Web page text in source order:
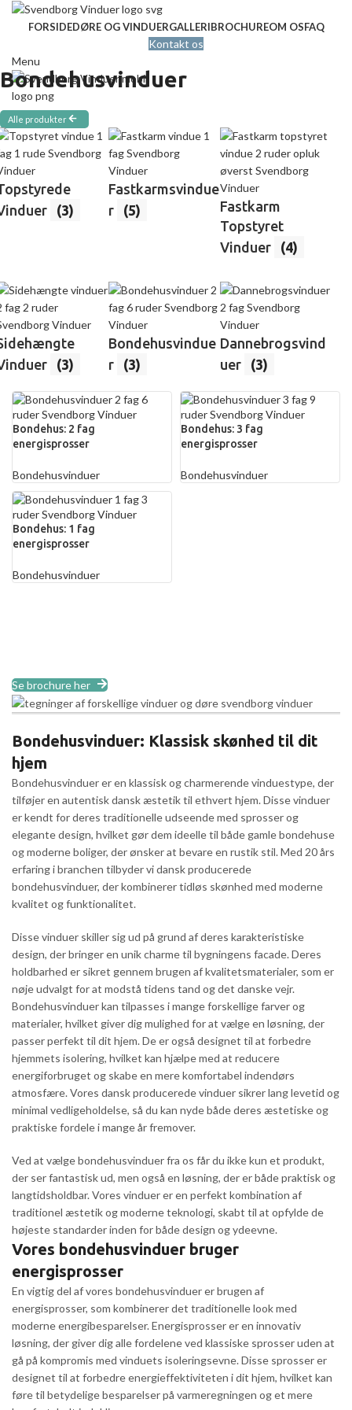
FORSIDEDØRE OG VINDUERGALLERIBROCHUREOM OSFAQ
Kontakt os
Menu
Bondehusvinduer
Alle produkter
(3)
Fastkarmsvindue
r
(5)
Fastkarm
Topstyret
Vinduer
(4)
(3)
Bondehusvindue
r
(3)
Dannebrogsvind
uer
(3)
Bondehus: 2 fag
energisprosser
Bondehusvinduer
Bondehus: 3 fag
energisprosser
Bondehusvinduer
Bondehus: 1 fag
energisprosser
Bondehusvinduer
Se brochure her
Bondehusvinduer: Klassisk skønhed til dit
hjem
Bondehusvinduer er en klassisk og charmerende vinduestype, der
tilføjer en autentisk dansk æstetik til ethvert hjem. Disse vinduer
er kendt for deres traditionelle udseende med sprosser og
elegante design, hvilket gør dem ideelle til både gamle bondehuse
og moderne boliger, der ønsker at bevare en rustik stil. Med 20 års
erfaring i branchen tilbyder vi dansk producerede
bondehusvinduer, der kombinerer tidløs skønhed med moderne
kvalitet og funktionalitet.
Disse vinduer skiller sig ud på grund af deres karakteristiske
design, der bringer en unik charme til bygningens facade. Deres
holdbarhed er sikret gennem brugen af kvalitetsmaterialer, som er
nøje udvalgt for at modstå tidens tand og det danske vejr.
Bondehusvinduer kan tilpasses i mange forskellige farver og
materialer, hvilket giver dig mulighed for at vælge en løsning, der
passer perfekt til dit hjem. De er også designet til at forbedre
hjemmets isolering, hvilket kan hjælpe med at reducere
energiforbruget og skabe en mere komfortabel indendørs
atmosfære. Vores dansk producerede vinduer sikrer lang levetid og
minimal vedligeholdelse, så du kan nyde både deres æstetiske og
praktiske fordele i mange år fremover.
Ved at vælge bondehusvinduer fra os får du ikke kun et produkt,
der ser fantastisk ud, men også en løsning, der er både praktisk og
langtidsholdbar. Vores vinduer er en perfekt kombination af
traditionel æstetik og moderne teknologi, skabt til at opfylde de
højeste standarder inden for både design og ydeevne.
Vores bondehusvinduer bruger
energisprosser
En vigtig del af vores bondehusvinduer er brugen af
energisprosser, som kombinerer det traditionelle look med
moderne energibesparelser. Energisprosser er en innovativ
løsning, der giver dig alle fordelene ved klassiske sprosser uden at
gå på kompromis med vinduets isoleringsevne. Disse sprosser er
designet til at forbedre energieffektiviteten i dit hjem, hvilket kan
føre til betydelige besparelser på varmeregningen og et mere